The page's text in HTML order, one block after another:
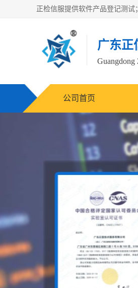
广东正
Guangdong
公司首页